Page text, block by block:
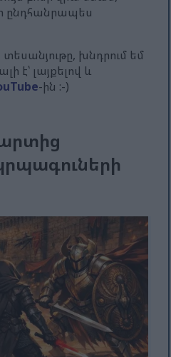
ընդհանրապես
խնդրում եմ
է՝ լայքելով և
-ին :-)